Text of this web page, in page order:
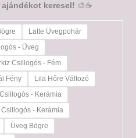
keresel! 🎨☕
Latte Üvegpohár
- Üveg
Csillogós - Fém
Fény
Lila Hőre Változó
- Kerámia
Csillogós - Kerámia
Üveg Bögre